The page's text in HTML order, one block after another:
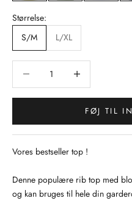
Størrelse:
S/M
L/XL
FØJ TIL
Vores bestseller top !
Denne populære rib top med
og kan bruges til hele din